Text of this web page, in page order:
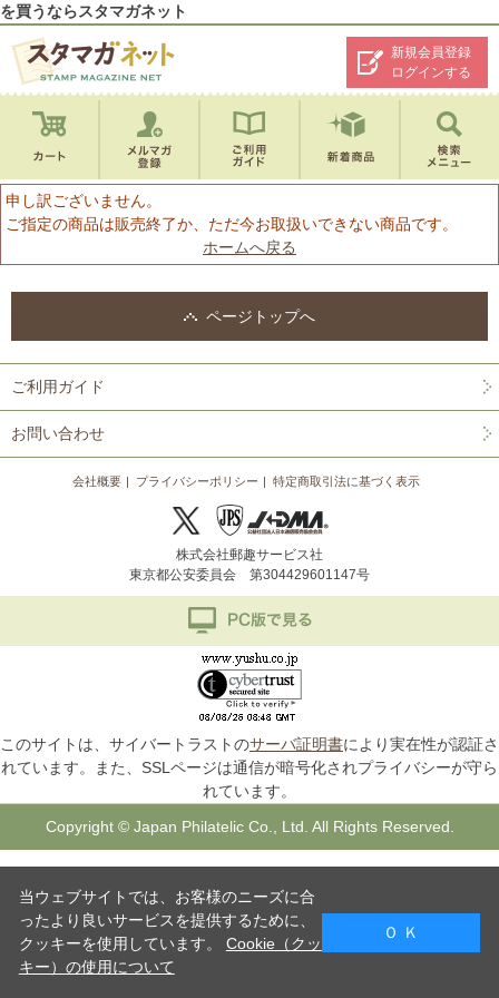
を買うならスタマガネット
新規会員登録
ログインする
申し訳ございません。
ご指定の商品は販売終了か、ただ今お取扱いできない商品です。
ホームへ戻る
ページトップへ
ご利用ガイド
お問い合わせ
会社概要 プライバシーポリシー 特定商取引法に基づく表示
株式会社郵趣サービス社
東京都公安委員会 第304429601147号
このサイトは、サイバートラストのサーバ証明書により実在性が認証さ
れています。また、SSLページは通信が暗号化されプライバシーが守ら
れています。
Copyright © Japan Philatelic Co., Ltd. All Rights Reserved.
当ウェブサイトでは、お客様のニーズに合
ったより良いサービスを提供するために、
クッキーを使用しています。 Cookie（クッ
キー）の使用について
Ｏ Ｋ